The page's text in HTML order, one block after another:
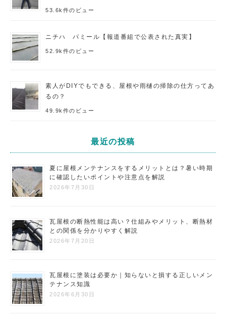
53.6k件のビュー
ニチハ パミール【報道番組で公表された真実】
52.9k件のビュー
素人がDIYでもできる、屋根や雨樋の掃除の仕方ってあ
るの？
49.9k件のビュー
最近の投稿
夏に屋根メンテナンスをするメリットとは？暑い時期
に確認したいポイントや注意点を解説
2026年7月30日
瓦屋根の断熱性能は高い？仕組みやメリット、断熱材
との関係を分かりやすく解説
2026年7月20日
瓦屋根に塗装は必要か｜知らないと損する正しいメン
テナンス知識
2026年6月30日